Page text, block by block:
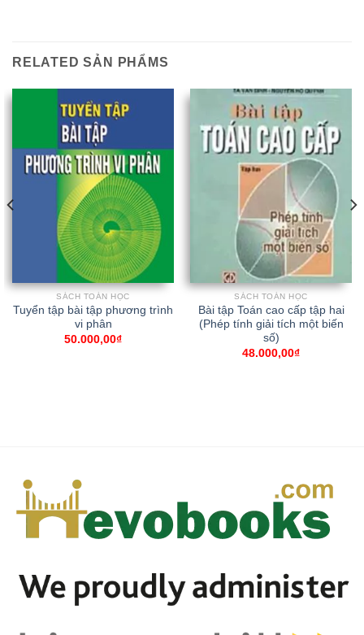
RELATED SẢN PHẨMS
SÁCH TOÁN HỌC
Tuyển tập bài tập phương trình
vi phân
50.000,00₫
SÁCH TOÁN HỌC
Bài tập Toán cao cấp tập hai
(Phép tính giải tích một biến
số)
48.000,00₫